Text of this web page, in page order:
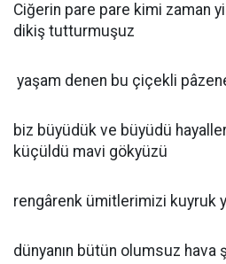
Ciğerin pare pare kimi zaman
dikiş tutturmuşuz
yaşam denen bu çiçekli
biz büyüdük ve büyüdü
küçüldü mavi gökyüzü
rengârenk ümitlerimizi kuyruk
dünyanın bütün olumsuz hava